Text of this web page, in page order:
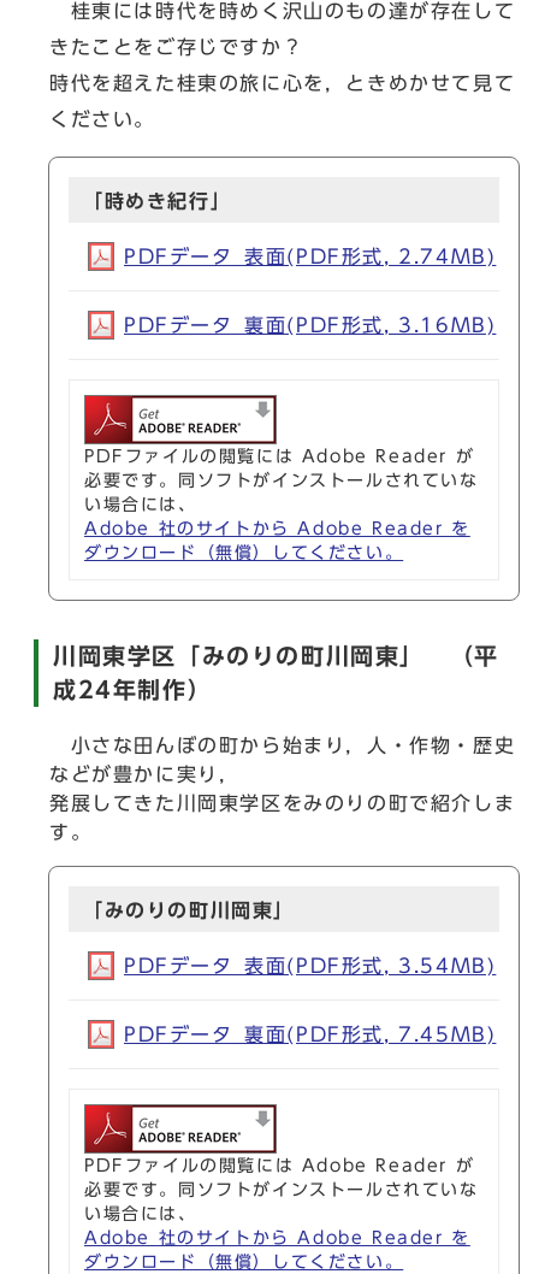
桂東には時代を時めく沢山のもの達が存在して
きたことをご存じですか？
時代を超えた桂東の旅に心を，ときめかせて見て
ください。
「時めき紀行」
PDFデータ_表面(PDF形式, 2.74MB)
PDFデータ_裏面(PDF形式, 3.16MB)
PDFファイルの閲覧には Adobe Reader が
必要です。同ソフトがインストールされていな
い場合には、
Adobe 社のサイトから Adobe Reader を
ダウンロード（無償）してください。
川岡東学区「みのりの町川岡東」 （平
成24年制作）
小さな田んぼの町から始まり，人・作物・歴史
などが豊かに実り，
発展してきた川岡東学区をみのりの町で紹介しま
す。
「みのりの町川岡東」
PDFデータ_表面(PDF形式, 3.54MB)
PDFデータ_裏面(PDF形式, 7.45MB)
PDFファイルの閲覧には Adobe Reader が
必要です。同ソフトがインストールされていな
い場合には、
Adobe 社のサイトから Adobe Reader を
ダウンロード（無償）してください。